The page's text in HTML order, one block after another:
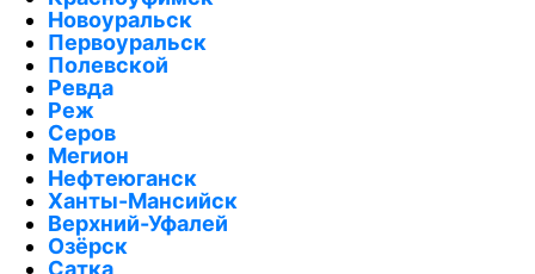
Новоуральск
Первоуральск
Полевской
Ревда
Реж
Серов
Мегион
Нефтеюганск
Ханты-Мансийск
Верхний-Уфалей
Озёрск
Сатка